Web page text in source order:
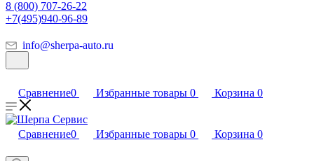
8 (800) 707-26-22
+7(495)940-96-89
info@sherpa-auto.ru
Сравнение0 Избранные товары 0 Корзина 0
Сравнение0 Избранные товары 0 Корзина 0